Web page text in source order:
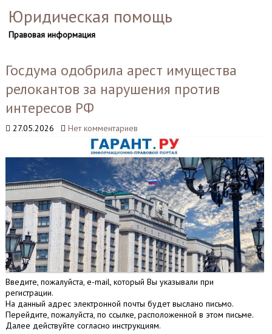
Юридическая помощь
Правовая информация
Госдума одобрила арест имущества
релокантов за нарушения против
интересов РФ
27.05.2026 Нет комментариев
Введите, пожалуйста, e-mail, который Вы указывали при
регистрации.
На данный адрес электронной почты будет выслано письмо.
Перейдите, пожалуйста, по ссылке, расположенной в этом письме.
Далее действуйте согласно инструкциям.